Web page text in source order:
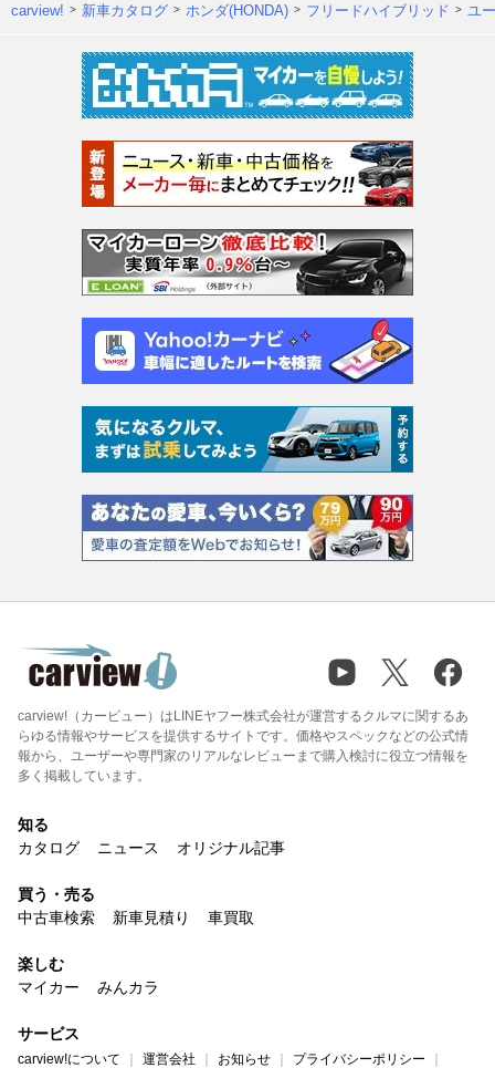
carview! 新車カタログ ホンダ(HONDA) フリードハイブリッド ユ
carview!（カービュー）はLINEヤフー株式会社が運営するクルマに関するあ
らゆる情報やサービスを提供するサイトです。価格やスペックなどの公式情
報から、ユーザーや専門家のリアルなレビューまで購入検討に役立つ情報を
多く掲載しています。
知る
カタログ
ニュース オリジナル記事
買う・売る
中古車検索
新車見積り 車買取
楽しむ
マイカー
みんカラ
サービス
carview!について 運営会社 お知らせ プライバシーポリシー